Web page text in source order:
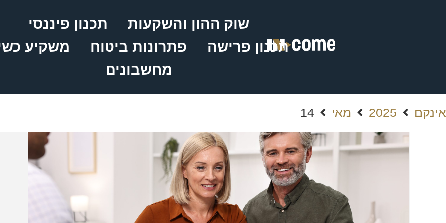
שוק ההון והשקעות
תכנון פיננסי
תכנון פרישה
פתרונות ביטוח
משקיע
מחשבונים
אינקם 2025 מאי 14